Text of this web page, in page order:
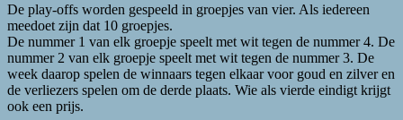
De play-offs worden gespeeld in groepjes van vier. Als iedereen
meedoet zijn dat 10 groepjes.
De nummer 1 van elk groepje speelt met wit tegen de nummer 4. De
nummer 2 van elk groepje speelt met wit tegen de nummer 3. De
week daarop spelen de winnaars tegen elkaar voor goud en zilver en
de verliezers spelen om de derde plaats. Wie als vierde eindigt krijgt
ook een prijs.